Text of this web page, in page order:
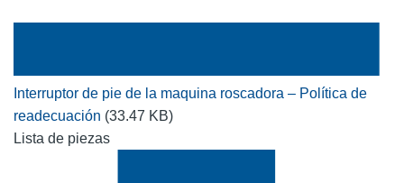
Interruptor de pie de la maquina roscadora – Política de
readecuación (33.47 KB)
Lista de piezas